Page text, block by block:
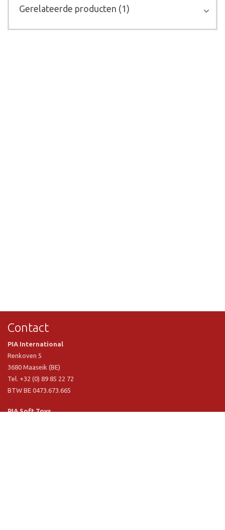
Gerelateerde producten (1)
Contact
PIA International
Renkoven 5
3680 Maaseik (BE)
Tel. +32 (0) 89 85 22 72
BTW BE 0473.673.665
PIA Soft Toys